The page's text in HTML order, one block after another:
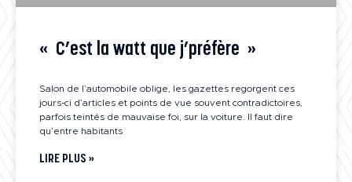
« C’est la watt que j’préfère »
Salon de l’automobile oblige, les gazettes regorgent ces
jours-ci d’articles et points de vue souvent contradictoires,
parfois teintés de mauvaise foi, sur la voiture. Il faut dire
qu’entre habitants
LIRE PLUS »